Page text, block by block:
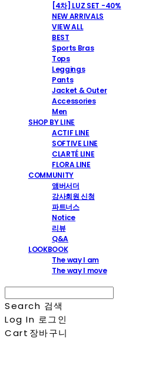
[4차] LUZ SET -40%
NEW ARRIVALS
VIEW ALL
BEST
Sports Bras
Tops
Leggings
Pants
Jacket & Outer
Accessories
Men
SHOP BY LINE
ACTIF LINE
SOFTIVE LINE
CLARTÉ LINE
FLORA LINE
COMMUNITY
앰버서더
강사회원 신청
파트너스
Notice
리뷰
Q&A
LOOKBOOK
The way I am
The way I move
Search 검색
Log In 로그인
Cart 장바구니